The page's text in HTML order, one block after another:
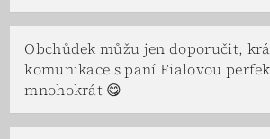
Obchůdek můžu jen doporučit,
komunikace s paní Fialovou
mnohokrát 😋